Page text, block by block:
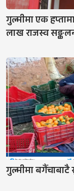
गुल्मीमा एक
लाख राजस्व
गुल्मीमा